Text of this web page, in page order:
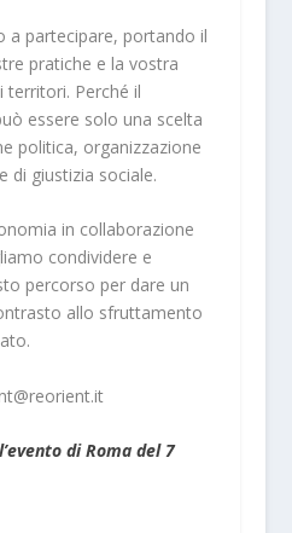
a partecipare, portando il
pratiche e la vostra
territori. Perché il
essere solo una scelta
politica, organizzazione
di giustizia sociale.
in collaborazione
condividere e
percorso per dare un
allo sfruttamento
di Roma del 7